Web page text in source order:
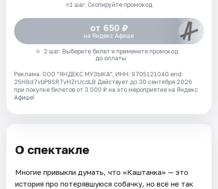
1 шаг. Скопируйте промокод
от 650 ₽
на Яндекс Афише
2 шаг. Выберите билет и примените промокод
до оплаты
Реклама. ООО "ЯНДЕКС МУЗЫКА", ИНН: 9705121040 erid:
25H8d7vbP8SRTvHZrUcdLB Действует до 30 сентября 2026
при покупке билетов от 3 000 ₽ на это мероприятие на Яндекс
Афише!
О спектакле
Многие привыкли думать, что «Каштанка» — это
история про потерявшуюся собачку, но всё не так